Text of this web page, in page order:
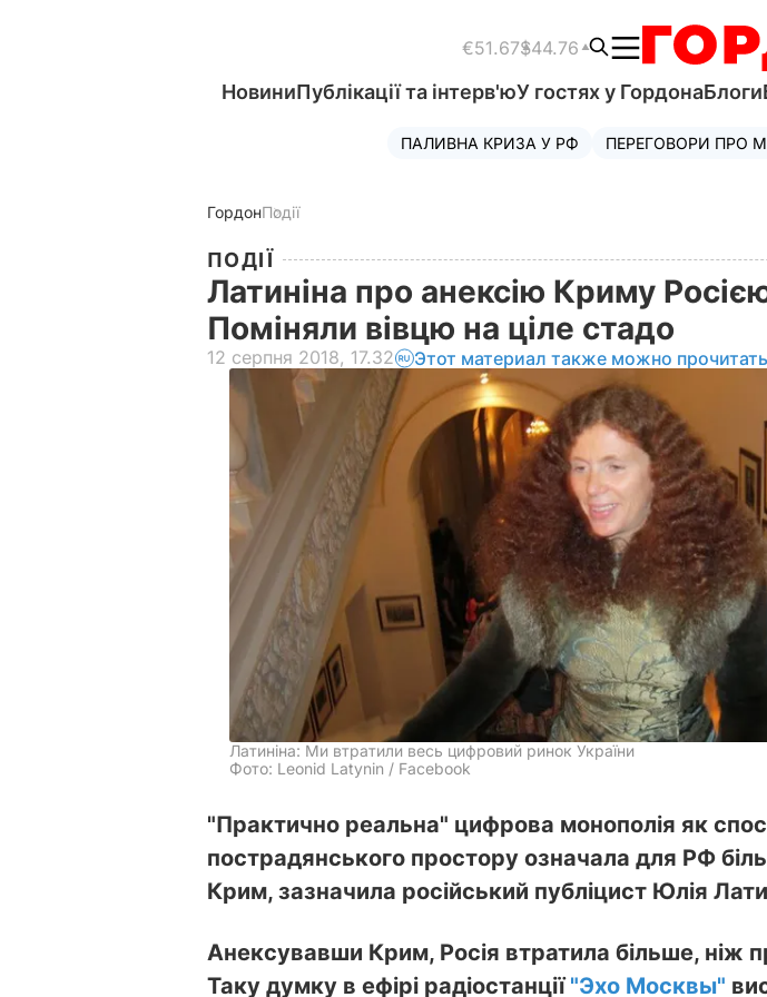
€51.67$44.76
НовиниПублікації та інтерв'юУ гостях у ГордонаБлоги
ПАЛИВНА КРИЗА У РФ ПЕРЕГОВОРИ ПРО
ГордонПодії
ПОДІЇ
Латиніна про анексію Криму
Поміняли вівцю на ціле стадо
12 серпня 2018, 17.32 Этот материал также можно
Латиніна: Ми втратили весь цифровий ринок України
Фото: Leonid Latynin / Facebook
"Практично реальна" цифрова монополія як
пострадянського простору означала для РФ
Крим, зазначила російський публіцист Юлія
Анексувавши Крим, Росія втратила більше, ніж
Таку думку в ефірі радіостанції"Эхо Москвы"